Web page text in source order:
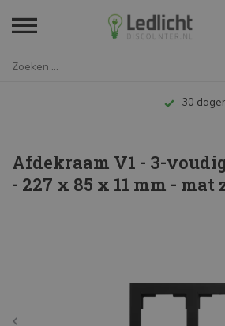
30
Afdekraam V1 - 3-
- 227 x 85 x 11 mm - mat